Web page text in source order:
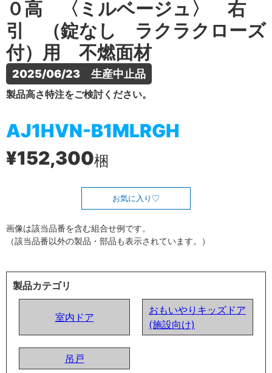
０高 〈ミルベージュ〉 右
引 （錠なし ラクラクローズ
付）用 不燃面材
2025/06/23　生産中止品
製品高さ特注をご検討ください。
AJ1HVN-B1MLRGH
¥152,300梱
お気に入り
画像は該当品番を含む組合せ例です。
（該当品番以外の製品・部品も表示されています。）
製品カテゴリ
室内ドア
おもいやりキッズドア
(施設向け)
吊戸